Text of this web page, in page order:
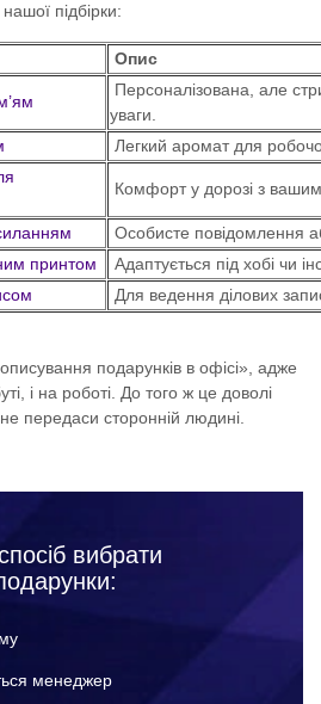
підбірки:
Опис
Персоналізована, але
уваги.
Легкий аромат для
Комфорт у дорозі з
Особисте повідомлення
принтом
Адаптується під хобі чи
Для ведення ділових
подарунків в офісі», адже
і на роботі. До того ж це доволі
передаси сторонній людині.
вибрати
менеджер